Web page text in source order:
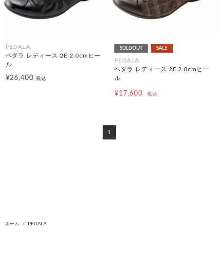
PEDALA
ペダラ レディース 2E 2.0cmヒー
ル
¥26,400税込
SOLDOUT SALE
PEDALA
ペダラ レディース 2E 2.0cmヒー
ル
¥17,600 税込
1
ホーム PEDALA